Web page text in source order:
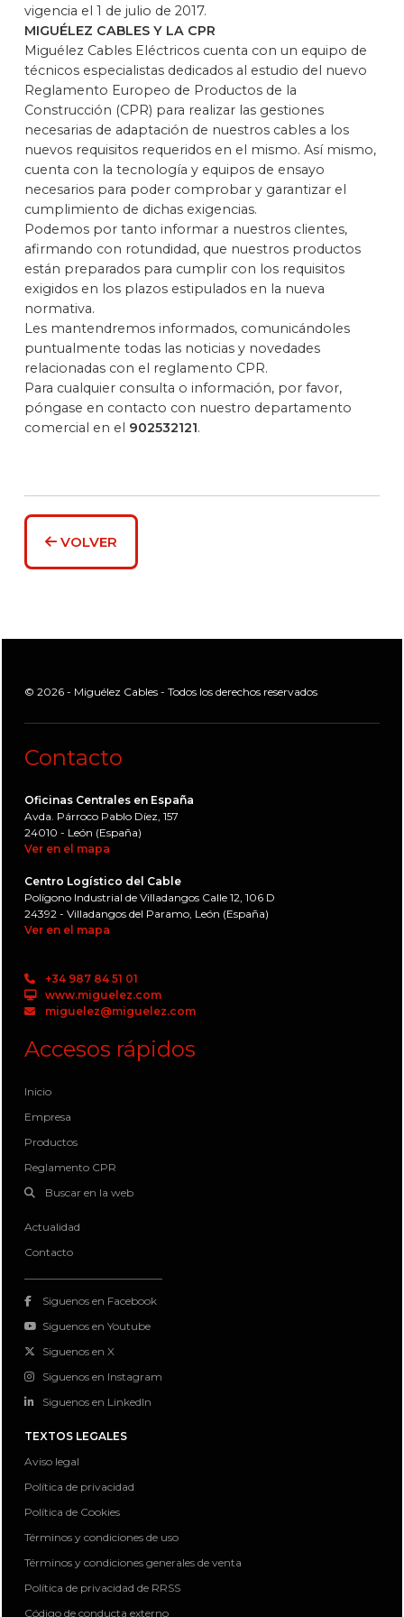
vigencia el 1 de julio de 2017.
MIGUÉLEZ CABLES Y LA CPR
Miguélez Cables Eléctricos cuenta con un equipo de
técnicos especialistas dedicados al estudio del nuevo
Reglamento Europeo de Productos de la
Construcción (CPR) para realizar las gestiones
necesarias de adaptación de nuestros cables a los
nuevos requisitos requeridos en el mismo. Así mismo,
cuenta con la tecnología y equipos de ensayo
necesarios para poder comprobar y garantizar el
cumplimiento de dichas exigencias.
Podemos por tanto informar a nuestros clientes,
afirmando con rotundidad, que nuestros productos
están preparados para cumplir con los requisitos
exigidos en los plazos estipulados en la nueva
normativa.
Les mantendremos informados, comunicándoles
puntualmente todas las noticias y novedades
relacionadas con el reglamento CPR.
Para cualquier consulta o información, por favor,
póngase en contacto con nuestro departamento
comercial en el 902532121.
VOLVER
© 2026 - Miguélez Cables - Todos los derechos reservados
Contacto
Oficinas Centrales en España
Avda. Párroco Pablo Díez, 157
24010 - León (España)
Ver en el mapa
Centro Logístico del Cable
Polígono Industrial de Villadangos Calle 12, 106 D
24392 - Villadangos del Paramo, León (España)
Ver en el mapa
+34 987 84 51 01
www.miguelez.com
miguelez@miguelez.com
Accesos rápidos
Inicio
Empresa
Productos
Reglamento CPR
Buscar en la web
Actualidad
Contacto
Siguenos en Facebook
Siguenos en Youtube
Siguenos en X
Siguenos en Instagram
Siguenos en LinkedIn
TEXTOS LEGALES
Aviso legal
Política de privacidad
Política de Cookies
Términos y condiciones de uso
Términos y condiciones generales de venta
Política de privacidad de RRSS
Código de conducta externo